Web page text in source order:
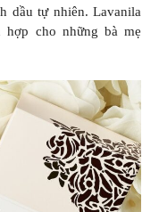
dầu tự nhiên. Lavanila
hợp cho những bà mẹ